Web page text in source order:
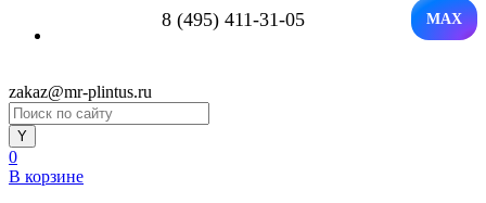
8 (495) 411-31-05 MAX
zakaz@mr-plintus.ru
0
В корзине